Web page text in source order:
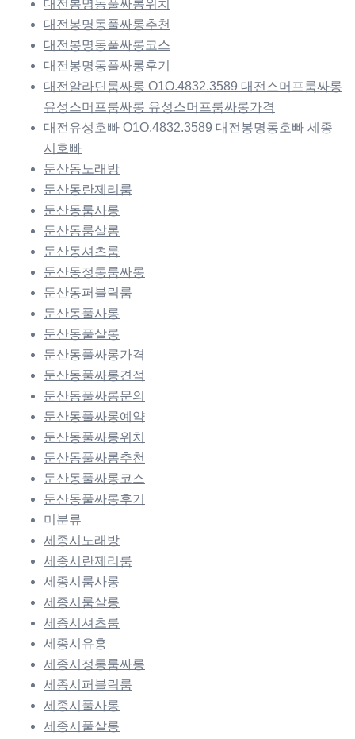
대전봉명동풀싸롱위치
대전봉명동풀싸롱추천
대전봉명동풀싸롱코스
대전봉명동풀싸롱후기
대전알라딘룸싸롱 O1O.4832.3589 대전스머프룸싸롱
유성스머프룸싸롱 유성스머프룸싸롱가격
대전유성호빠 O1O.4832.3589 대전봉명동호빠 세종
시호빠
둔산동노래방
둔산동란제리룸
둔산동룸사롱
둔산동룸살롱
둔산동셔츠룸
둔산동정통룸싸롱
둔산동퍼블릭룸
둔산동풀사롱
둔산동풀살롱
둔산동풀싸롱가격
둔산동풀싸롱견적
둔산동풀싸롱문의
둔산동풀싸롱예약
둔산동풀싸롱위치
둔산동풀싸롱추천
둔산동풀싸롱코스
둔산동풀싸롱후기
미분류
세종시노래방
세종시란제리룸
세종시룸사롱
세종시룸살롱
세종시셔츠룸
세종시유흥
세종시정통룸싸롱
세종시퍼블릭룸
세종시풀사롱
세종시풀살롱